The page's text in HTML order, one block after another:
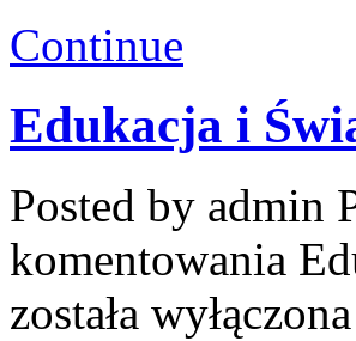
Continue
Edukacja i
Posted by admin
komentowania
została wyłączona